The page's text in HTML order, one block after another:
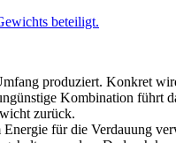
beteiligt.
produziert. Konkret
Kombination führt
zurück.
für die Verdauung